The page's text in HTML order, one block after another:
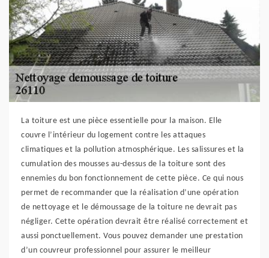
La toiture est une pièce essentielle pour la maison. Elle
couvre l’intérieur du logement contre les attaques
climatiques et la pollution atmosphérique. Les salissures et la
cumulation des mousses au-dessus de la toiture sont des
ennemies du bon fonctionnement de cette pièce. Ce qui nous
permet de recommander que la réalisation d’une opération
de nettoyage et le démoussage de la toiture ne devrait pas
négliger. Cette opération devrait être réalisé correctement et
aussi ponctuellement. Vous pouvez demander une prestation
d’un couvreur professionnel pour assurer le meilleur